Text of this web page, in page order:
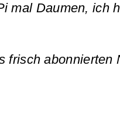
Daumen, ich